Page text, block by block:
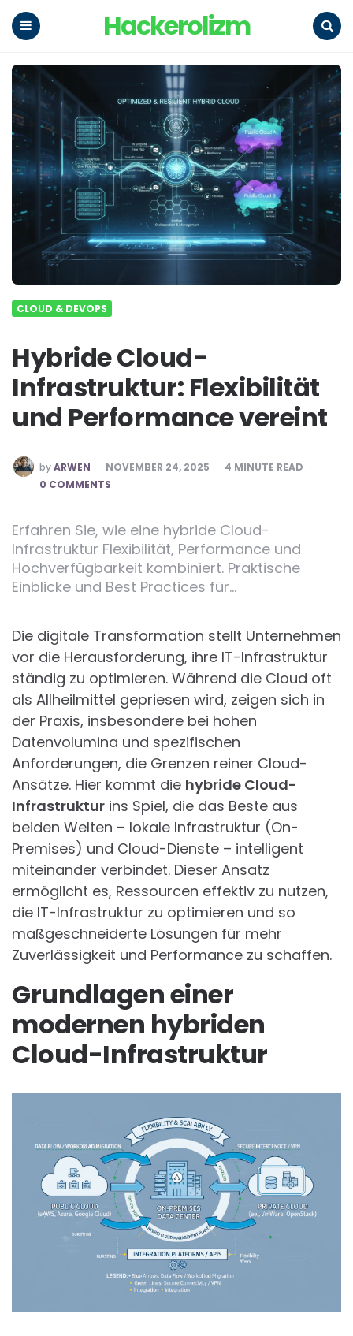
Hackerolizm
CLOUD & DEVOPS
Hybride Cloud-
Infrastruktur: Flexibilität
und Performance vereint
POSTED
BY
byARWEN NOVEMBER 24, 2025 4 MINUTE READ
0 COMMENTS
Erfahren Sie, wie eine hybride Cloud-
Infrastruktur Flexibilität, Performance und
Hochverfügbarkeit kombiniert. Praktische
Einblicke und Best Practices für…
Die digitale Transformation stellt Unternehmen
vor die Herausforderung, ihre IT-Infrastruktur
ständig zu optimieren. Während die Cloud oft
als Allheilmittel gepriesen wird, zeigen sich in
der Praxis, insbesondere bei hohen
Datenvolumina und spezifischen
Anforderungen, die Grenzen reiner Cloud-
Ansätze. Hier kommt die hybride Cloud-
Infrastruktur ins Spiel, die das Beste aus
beiden Welten – lokale Infrastruktur (On-
Premises) und Cloud-Dienste – intelligent
miteinander verbindet. Dieser Ansatz
ermöglicht es, Ressourcen effektiv zu nutzen,
die IT-Infrastruktur zu optimieren und so
maßgeschneiderte Lösungen für mehr
Zuverlässigkeit und Performance zu schaffen.
Grundlagen einer
modernen hybriden
Cloud-Infrastruktur